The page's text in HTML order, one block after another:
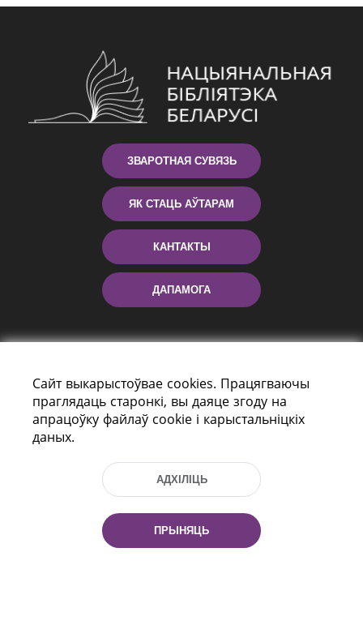
ЗВАРОТНАЯ СУВЯЗЬ
ЯК СТАЦЬ АЎТАРАМ
КАНТАКТЫ
ДАПАМОГА
праспект Незалежнасці 116
г. Мiнск, Рэспубліка Беларусь, 220114
Тэл.: (+375 17) 368 37 37, Факс: (+375 17)
Эл. пошта: inbox@nlb.by
Сайт выкарыстоўвае cookies. Працягваючы
праглядаць старонкі, вы даяце згоду на
апрацоўку файлаў cookie і карыстальніцкіх
даных.
АДХІЛІЦЬ
ПРЫНЯЦЬ